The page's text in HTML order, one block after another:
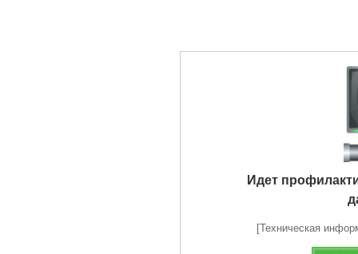
Идет
[Техническая